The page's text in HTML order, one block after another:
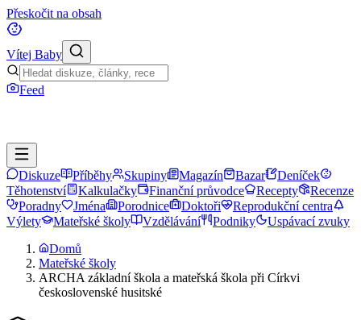
Přeskočit na obsah
Vítej Baby
Feed
Diskuze Příběhy Skupiny Magazín Bazar
Deníček
Těhotenství
Kalkulačky Finanční průvodce Recepty
Recenze
Poradny
Jména Porodnice Doktoři
Reprodukční centra
Výlety
Mateřské školy Vzdělávání Podniky
Uspávací zvuky
Domů
Mateřské školy
ARCHA základní škola a mateřská škola při Církvi
československé husitské